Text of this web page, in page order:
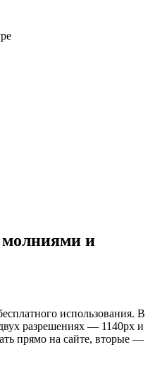
и
использования. В
разрешениях — 1140px и
прямо на сайте, вторые —